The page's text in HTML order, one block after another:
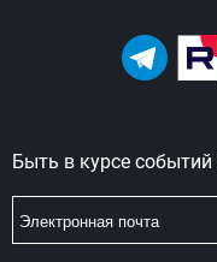
Быть в курсе событий